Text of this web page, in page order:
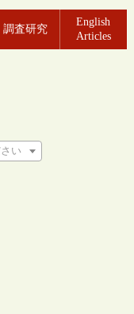
調査研究
English
Articles
い